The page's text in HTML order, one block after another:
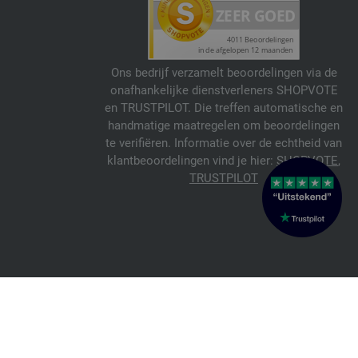
Ons bedrijf verzamelt beoordelingen via de
onafhankelijke dienstverleners SHOPVOTE
en TRUSTPILOT. Die treffen automatische en
handmatige maatregelen om beoordelingen
te verifiëren. Informatie over de echtheid van
klantbeoordelingen vind je hier: SHOPVOTE,
TRUSTPILOT